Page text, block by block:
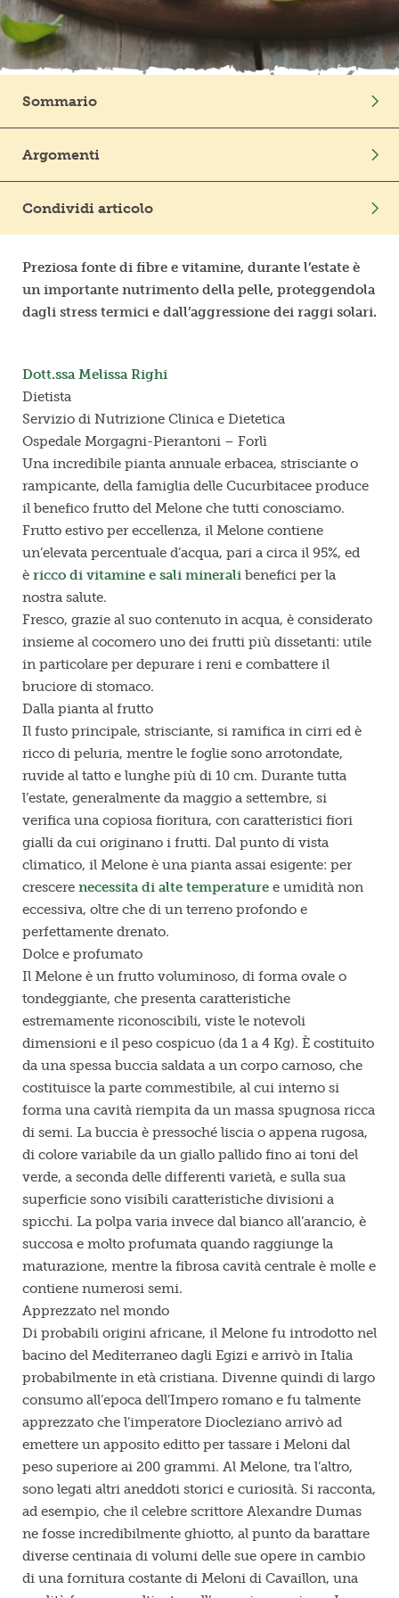
Frutta in pezzi
Polpe di frutta
Prodotti freschi
Sommario
Argomenti
Condividi articolo
Preziosa fonte di fibre e vitamine, durante l’estate è
un importante nutrimento della pelle, proteggendola
dagli stress termici e dall’aggressione dei raggi solari.
Dott.ssa Melissa Righi
Dietista
Servizio di Nutrizione Clinica e Dietetica
Ospedale Morgagni-Pierantoni – Forlì
Una incredibile pianta annuale erbacea, strisciante o
rampicante, della famiglia delle Cucurbitacee produce
il benefico frutto del Melone che tutti conosciamo.
Frutto estivo per eccellenza, il Melone contiene
un’elevata percentuale d’acqua, pari a circa il 95%, ed
è ricco di vitamine e sali minerali benefici per la
nostra salute.
Fresco, grazie al suo contenuto in acqua, è considerato
insieme al cocomero uno dei frutti più dissetanti: utile
in particolare per depurare i reni e combattere il
bruciore di stomaco.
Dalla pianta al frutto
Il fusto principale, strisciante, si ramifica in cirri ed è
ricco di peluria, mentre le foglie sono arrotondate,
ruvide al tatto e lunghe più di 10 cm. Durante tutta
l’estate, generalmente da maggio a settembre, si
verifica una copiosa fioritura, con caratteristici fiori
gialli da cui originano i frutti. Dal punto di vista
climatico, il Melone è una pianta assai esigente: per
crescere necessita di alte temperature e umidità non
eccessiva, oltre che di un terreno profondo e
perfettamente drenato.
Dolce e profumato
Il Melone è un frutto voluminoso, di forma ovale o
tondeggiante, che presenta caratteristiche
estremamente riconoscibili, viste le notevoli
dimensioni e il peso cospicuo (da 1 a 4 Kg). È costituito
da una spessa buccia saldata a un corpo carnoso, che
costituisce la parte commestibile, al cui interno si
forma una cavità riempita da un massa spugnosa ricca
di semi. La buccia è pressoché liscia o appena rugosa,
di colore variabile da un giallo pallido fino ai toni del
verde, a seconda delle differenti varietà, e sulla sua
superficie sono visibili caratteristiche divisioni a
spicchi. La polpa varia invece dal bianco all’arancio, è
succosa e molto profumata quando raggiunge la
maturazione, mentre la fibrosa cavità centrale è molle e
contiene numerosi semi.
Apprezzato nel mondo
Di probabili origini africane, il Melone fu introdotto nel
bacino del Mediterraneo dagli Egizi e arrivò in Italia
probabilmente in età cristiana. Divenne quindi di largo
consumo all’epoca dell’Impero romano e fu talmente
apprezzato che l’imperatore Diocleziano arrivò ad
emettere un apposito editto per tassare i Meloni dal
peso superiore ai 200 grammi. Al Melone, tra l’altro,
sono legati altri aneddoti storici e curiosità. Si racconta,
ad esempio, che il celebre scrittore Alexandre Dumas
ne fosse incredibilmente ghiotto, al punto da barattare
diverse centinaia di volumi delle sue opere in cambio
di una fornitura costante di Meloni di Cavaillon, una